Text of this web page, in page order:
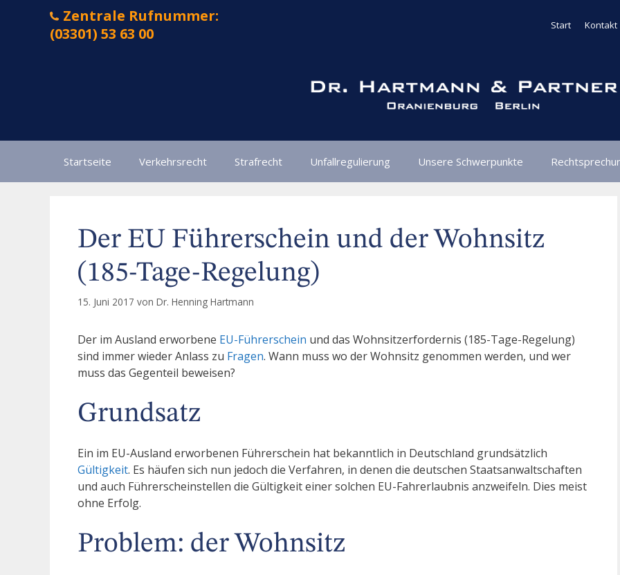
Zentrale Rufnummer:
(03301) 53 63 00
Start Kontakt
Startseite Verkehrsrecht Strafrecht Unfallregulierung Unsere Schwerpunkte
Der EU Führerschein und der Wohnsitz
(185-Tage-Regelung)
15. Juni 2017 von Dr. Henning Hartmann
Der im Ausland erworbene EU-Führerschein und das Wohnsitzerfordernis (185-Tage-Regelung)
sind immer wieder Anlass zu Fragen. Wann muss wo der Wohnsitz genommen werden, und wer
muss das Gegenteil beweisen?
Grundsatz
Ein im EU-Ausland erworbenen Führerschein hat bekanntlich in Deutschland grundsätzlich
Gültigkeit. Es häufen sich nun jedoch die Verfahren, in denen die deutschen Staatsanwaltschaften
und auch Führerscheinstellen die Gültigkeit einer solchen EU-Fahrerlaubnis anzweifeln. Dies meist
ohne Erfolg.
Problem: der Wohnsitz